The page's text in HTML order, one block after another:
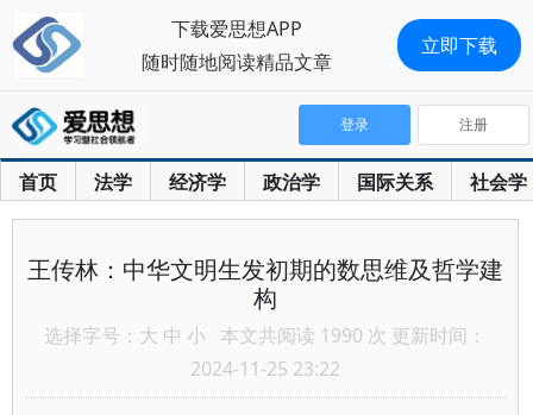
首页 法学 经济学 政治学 国际关系 社会学
登录 注册
王传林：中华文明生发初期的数思维及哲学建
构
选择字号： 大 中 小 本文共阅读 1990 次 更新时间：
2024-11-25 23:22
下载爱思想APP
随时随地阅读精品文章
立即下载